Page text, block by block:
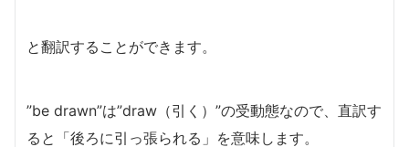
と翻訳することができます。
”be drawn”は”draw（引く）”の受動態なので、直訳す
ると「後ろに引っ張られる」を意味します。